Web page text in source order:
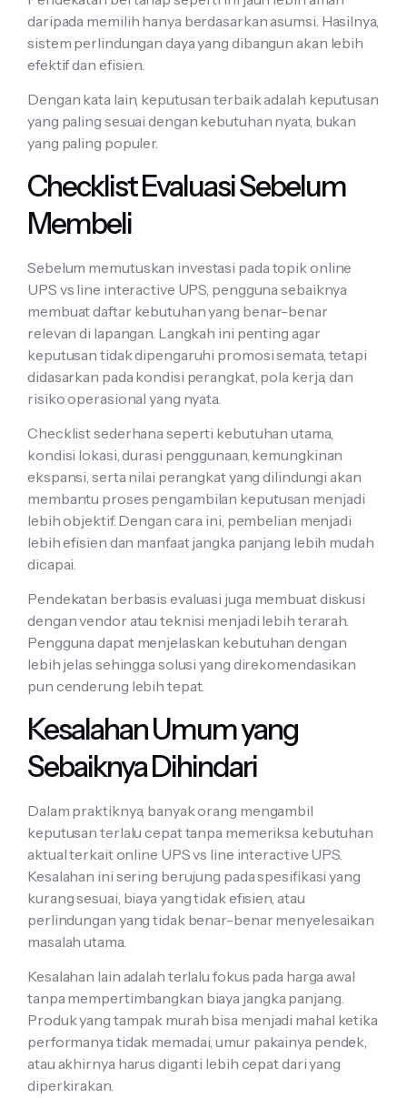
daripada memilih hanya berdasarkan asumsi. Hasilnya,
sistem perlindungan daya yang dibangun akan lebih
efektif dan efisien.
Dengan kata lain, keputusan terbaik adalah keputusan
yang paling sesuai dengan kebutuhan nyata, bukan
yang paling populer.
Checklist Evaluasi Sebelum
Membeli
Sebelum memutuskan investasi pada topik online
UPS vs line interactive UPS, pengguna sebaiknya
membuat daftar kebutuhan yang benar-benar
relevan di lapangan. Langkah ini penting agar
keputusan tidak dipengaruhi promosi semata, tetapi
didasarkan pada kondisi perangkat, pola kerja, dan
risiko operasional yang nyata.
Checklist sederhana seperti kebutuhan utama,
kondisi lokasi, durasi penggunaan, kemungkinan
ekspansi, serta nilai perangkat yang dilindungi akan
membantu proses pengambilan keputusan menjadi
lebih objektif. Dengan cara ini, pembelian menjadi
lebih efisien dan manfaat jangka panjang lebih mudah
dicapai.
Pendekatan berbasis evaluasi juga membuat diskusi
dengan vendor atau teknisi menjadi lebih terarah.
Pengguna dapat menjelaskan kebutuhan dengan
lebih jelas sehingga solusi yang direkomendasikan
pun cenderung lebih tepat.
Kesalahan Umum yang
Sebaiknya Dihindari
Dalam praktiknya, banyak orang mengambil
keputusan terlalu cepat tanpa memeriksa kebutuhan
aktual terkait online UPS vs line interactive UPS.
Kesalahan ini sering berujung pada spesifikasi yang
kurang sesuai, biaya yang tidak efisien, atau
perlindungan yang tidak benar-benar menyelesaikan
masalah utama.
Kesalahan lain adalah terlalu fokus pada harga awal
tanpa mempertimbangkan biaya jangka panjang.
Produk yang tampak murah bisa menjadi mahal ketika
performanya tidak memadai, umur pakainya pendek,
atau akhirnya harus diganti lebih cepat dari yang
diperkirakan.